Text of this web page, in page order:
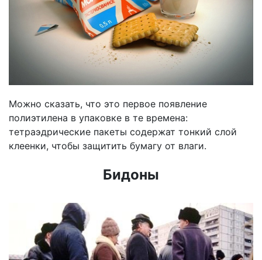
Можно сказать, что это первое появление
полиэтилена в упаковке в те времена:
тетраэдрические пакеты содержат тонкий слой
клеенки, чтобы защитить бумагу от влаги.
Бидоны